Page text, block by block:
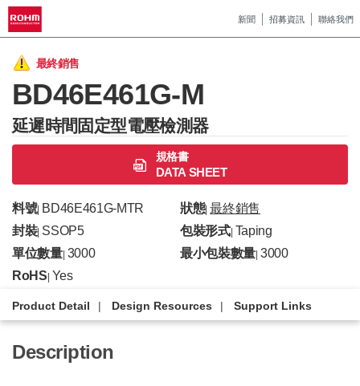
新聞 招募資訊 聯絡我們
最終銷售
BD46E461G-M
延遲時間固定型電壓檢測器
規格書
DATA SHEET
料號| BD46E461G-MTR 狀態|最終銷售
封裝| SSOP5 包裝形式| Taping
單位數量| 3000 最小包裝數量 |3000
RoHS Yes
Product Detail Design Resources Support Links
Description